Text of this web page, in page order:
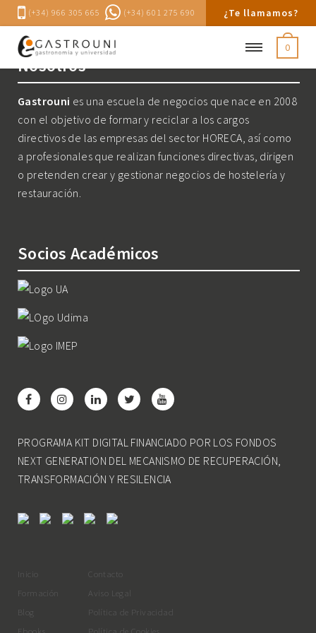
(+34) 966 305 665 (+34) 601 275 690 ¿Te llamamos?
0
Nosotros
Gastrouni es una escuela de negocios que nace en 2008
con el objetivo de formar y reciclar a los cargos
directivos de las empresas del sector HORECA, así como
a profesionales que realizan funciones directivas, dirigen
o pretenden crear y gestionar negocios de hostelería y
restauración.
Socios Académicos
PROGRAMA KIT DIGITAL FINANCIADO POR LOS FONDOS
NEXT GENERATION DEL MECANISMO DE RECUPERACIÓN,
TRANSFORMACIÓN Y RESILENCIA
Inicio
Formación
Blog
Contacto
Aviso Legal
Política de Privacidad